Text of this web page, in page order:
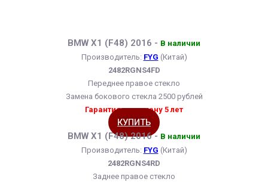
BMW X1 (F48) 2016 - В наличии
Производитель: FYG (Китай)
2482RGNS4FD
Переднее правое стекло
Замена бокового стекла 2500 рублей
Гарантия на замену 5 лет
КУПИТЬ
BMW X1 (F48) 2016 - В наличии
Производитель: FYG (Китай)
2482RGNS4RD
Заднее правое стекло